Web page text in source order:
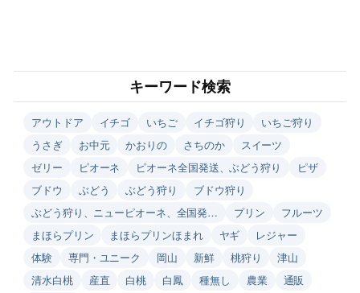
キーワード検索
アウトドア イチゴ いちご イチゴ狩り
いちご狩り
うさぎ
お中元 かおりの さちのか
スイーツ
ゼリー
ピオーネ ピオーネ全国発送、ぶどう狩り
ピザ
ブドウ
ぶどう ぶどう狩り
ブドウ狩り
ぶどう狩り、ニューピオーネ、全国発…
プリン
フルーツ
まほらプリン
まほらプリンほまれ ヤギ
レジャー
体験
専門・ユニーク 岡山 新鮮 桃狩り
津山
清水白桃
産直 白桃 白鳳 種無し 農業
通販